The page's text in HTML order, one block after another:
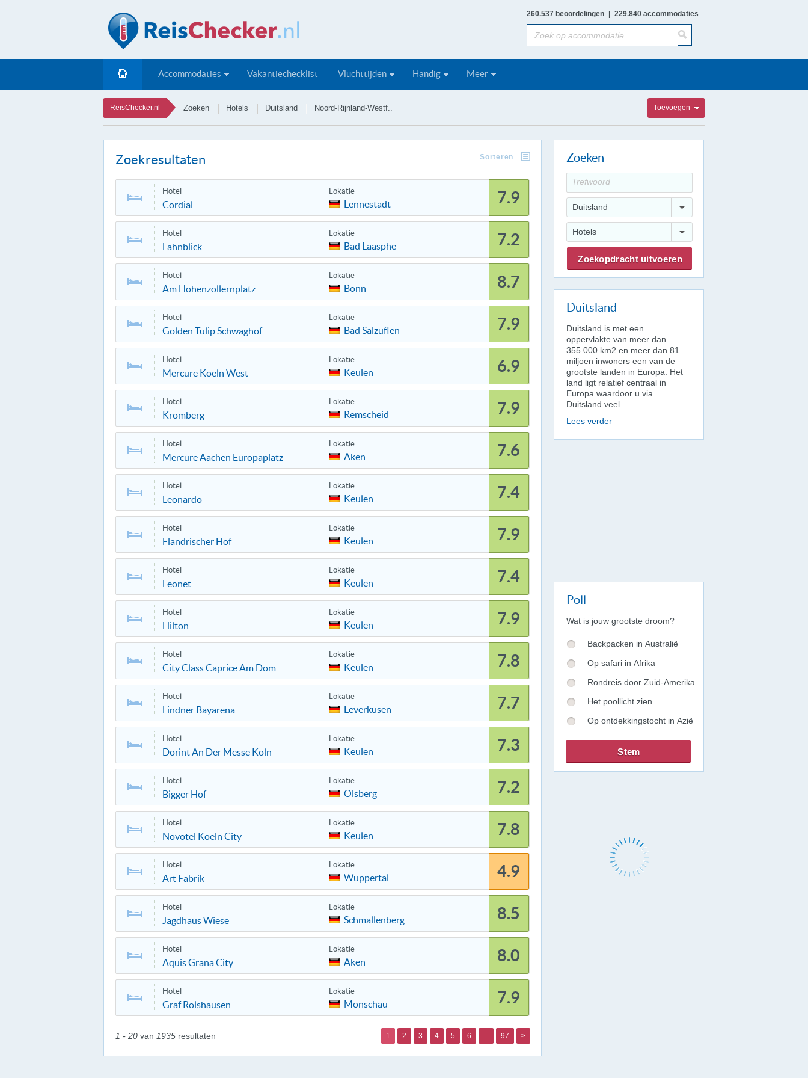
260.537 beoordelingen 229.840 accommodaties
Accommodaties Vakantiechecklist Vluchttijden Handig Meer
ReisChecker.nl Zoeken Hotels Duitsland Noord-Rijnland-Westf.. Toevoegen
Zoekresultaten Sorteren
Hotel
Cordial
Lokatie
Lennestadt 7.9
Hotel
Lahnblick
Lokatie
Bad Laasphe 7.2
Hotel
Am Hohenzollernplatz
Lokatie
Bonn 8.7
Hotel
Golden Tulip Schwaghof
Lokatie
Bad Salzuflen 7.9
Hotel
Mercure Koeln West
Lokatie
Keulen 6.9
Hotel
Kromberg
Lokatie
Remscheid 7.9
Hotel
Mercure Aachen Europaplatz
Lokatie
Aken 7.6
Hotel
Leonardo
Lokatie
Keulen 7.4
Hotel
Flandrischer Hof
Lokatie
Keulen 7.9
Hotel
Leonet
Lokatie
Keulen 7.4
Hotel
Hilton
Lokatie
Keulen 7.9
Hotel
City Class Caprice Am Dom
Lokatie
Keulen 7.8
Hotel
Lindner Bayarena
Lokatie
Leverkusen 7.7
Hotel
Dorint An Der Messe Köln
Lokatie
Keulen 7.3
Hotel
Bigger Hof
Lokatie
Olsberg 7.2
Hotel
Novotel Koeln City
Lokatie
Keulen 7.8
Hotel
Art Fabrik
Lokatie
Wuppertal 4.9
Hotel
Jagdhaus Wiese
Lokatie
Schmallenberg 8.5
Hotel
Aquis Grana City
Lokatie
Aken 8.0
Hotel
Graf Rolshausen
Lokatie
Monschau 7.9
1 - 20 van 1935 resultaten 1 2 3 4 5 6 ... 97 >
Zoeken
Duitsland
Hotels
Duitsland
Duitsland is met een
oppervlakte van meer dan
355.000 km2 en meer dan 81
miljoen inwoners een van de
grootste landen in Europa. Het
land ligt relatief centraal in
Europa waardoor u via
Duitsland veel..
Lees verder
Poll
Wat is jouw grootste droom?
Backpacken in Australië
Op safari in Afrika
Rondreis door Zuid-Amerika
Het poollicht zien
Op ontdekkingstocht in Azië